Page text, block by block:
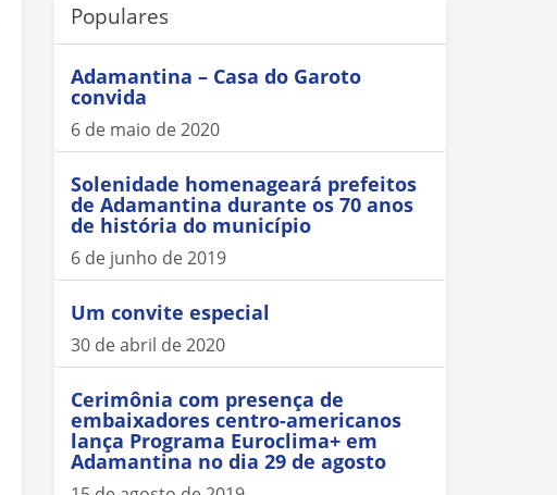
Populares
Adamantina – Casa do Garoto
convida
6 de maio de 2020
Solenidade homenageará prefeitos
de Adamantina durante os 70 anos
de história do município
6 de junho de 2019
Um convite especial
30 de abril de 2020
Cerimônia com presença de
embaixadores centro-americanos
lança Programa Euroclima+ em
Adamantina no dia 29 de agosto